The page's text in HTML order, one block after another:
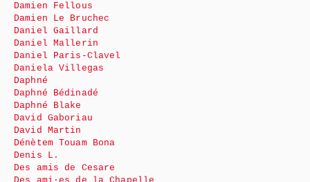
Damien Fellous
Damien Le Bruchec
Daniel Gaillard
Daniel Mallerin
Daniel Paris-Clavel
Daniela Villegas
Daphné
Daphné Bédinadé
Daphné Blake
David Gaboriau
David Martin
Dénètem Touam Bona
Denis L.
Des amis de Cesare